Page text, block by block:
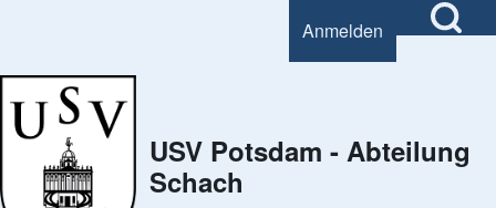
Search
User account menu
Anmelden
USV Potsdam - Abteilung
Schach